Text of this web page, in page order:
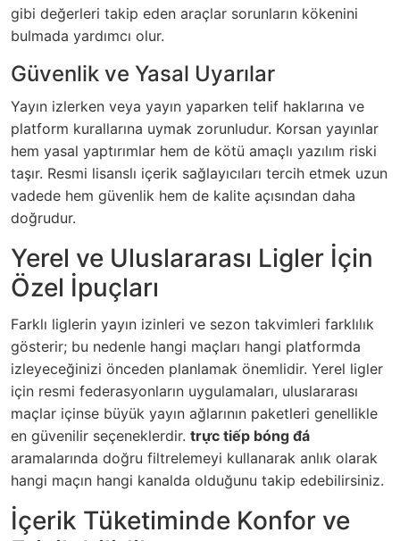
gibi değerleri takip eden araçlar sorunların kökenini
bulmada yardımcı olur.
Güvenlik ve Yasal Uyarılar
Yayın izlerken veya yayın yaparken telif haklarına ve
platform kurallarına uymak zorunludur. Korsan yayınlar
hem yasal yaptırımlar hem de kötü amaçlı yazılım riski
taşır. Resmi lisanslı içerik sağlayıcıları tercih etmek uzun
vadede hem güvenlik hem de kalite açısından daha
doğrudur.
Yerel ve Uluslararası Ligler İçin
Özel İpuçları
Farklı liglerin yayın izinleri ve sezon takvimleri farklılık
gösterir; bu nedenle hangi maçları hangi platformda
izleyeceğinizi önceden planlamak önemlidir. Yerel ligler
için resmi federasyonların uygulamaları, uluslararası
maçlar içinse büyük yayın ağlarının paketleri genellikle
en güvenilir seçeneklerdir. trực tiếp bóng đá
aramalarında doğru filtrelemeyi kullanarak anlık olarak
hangi maçın hangi kanalda olduğunu takip edebilirsiniz.
İçerik Tüketiminde Konfor ve